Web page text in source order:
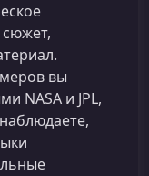
вы
NASA и JPL,